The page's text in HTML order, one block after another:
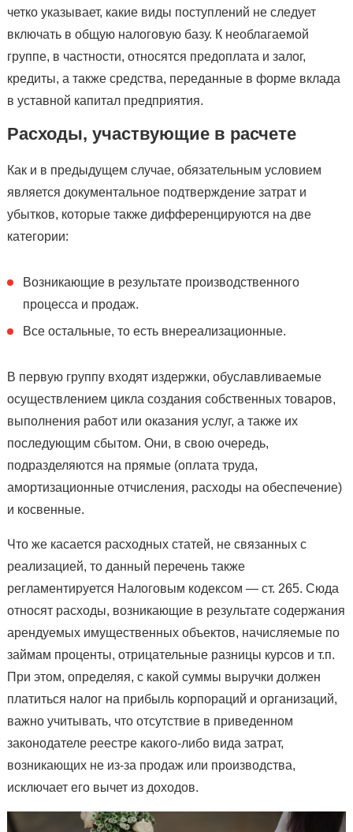
четко указывает, какие виды поступлений не следует
включать в общую налоговую базу. К необлагаемой
группе, в частности, относятся предоплата и залог,
кредиты, а также средства, переданные в форме вклада
в уставной капитал предприятия.
Расходы, участвующие в расчете
Как и в предыдущем случае, обязательным условием
является документальное подтверждение затрат и
убытков, которые также дифференцируются на две
категории:
Возникающие в результате производственного
процесса и продаж.
Все остальные, то есть внереализационные.
В первую группу входят издержки, обуславливаемые
осуществлением цикла создания собственных товаров,
выполнения работ или оказания услуг, а также их
последующим сбытом. Они, в свою очередь,
подразделяются на прямые (оплата труда,
амортизационные отчисления, расходы на обеспечение)
и косвенные.
Что же касается расходных статей, не связанных с
реализацией, то данный перечень также
регламентируется Налоговым кодексом — ст. 265. Сюда
относят расходы, возникающие в результате содержания
арендуемых имущественных объектов, начисляемые по
займам проценты, отрицательные разницы курсов и т.п.
При этом, определяя, с какой суммы выручки должен
платиться налог на прибыль корпораций и организаций,
важно учитывать, что отсутствие в приведенном
законодателе реестре какого-либо вида затрат,
возникающих не из-за продаж или производства,
исключает его вычет из доходов.